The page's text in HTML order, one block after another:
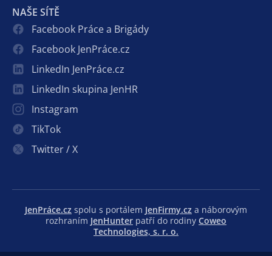
NAŠE SÍTĚ
Facebook Práce a Brigády
Facebook JenPráce.cz
LinkedIn JenPráce.cz
LinkedIn skupina JenHR
Instagram
TikTok
Twitter / X
JenPráce.cz spolu s portálem JenFirmy.cz a náborovým
rozhraním JenHunter patří do rodiny Coweo
Technologies, s. r. o.